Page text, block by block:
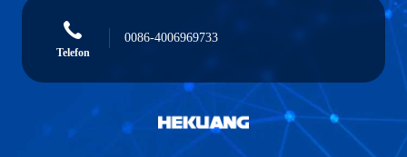
Telefon
0086-4006969733